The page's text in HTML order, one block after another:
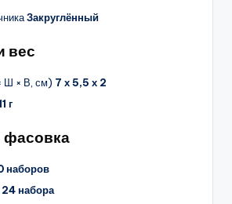
Закруглённый
вес
Ш × В, см) 7 х 5,5 х 2
г
фасовка
наборов
набора